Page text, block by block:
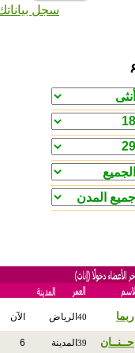
سجل
ربما 40 الرياض الآن
حــنــان 39 المدينة 6